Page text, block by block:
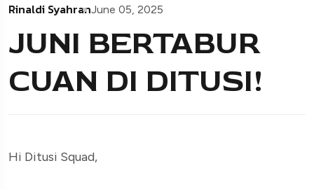
Rinaldi SyahranJune 05, 2025
JUNI BERTABUR
CUAN DI DITUSI!
Hi Ditusi Squad,